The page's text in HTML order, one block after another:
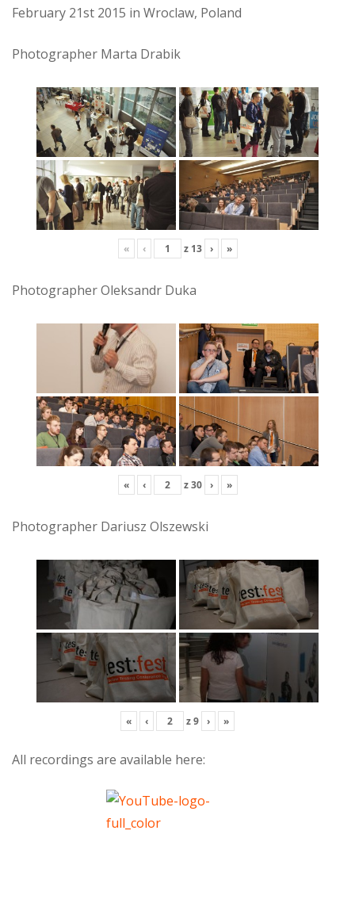
February 21st 2015 in Wroclaw, Poland
Photographer Marta Drabik
« ‹ z 13 › »
Photographer Oleksandr Duka
« ‹ z30 › »
Photographer Dariusz Olszewski
« ‹ z9 › »
All recordings are available here: